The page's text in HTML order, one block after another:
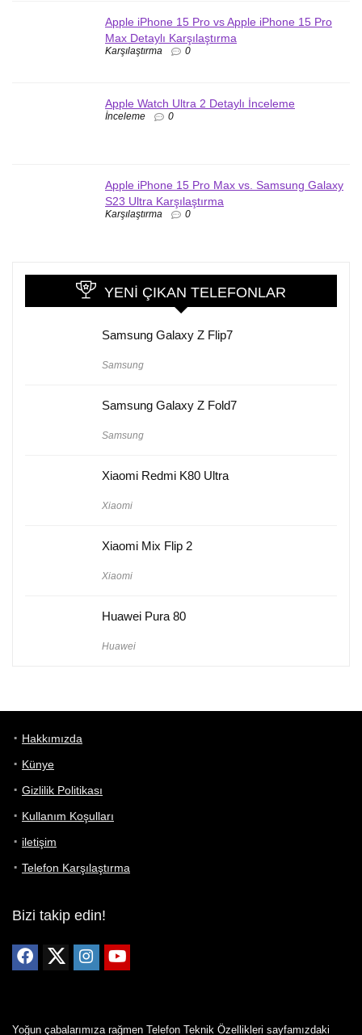
Apple iPhone 15 Pro vs Apple iPhone 15 Pro
Max Detaylı Karşılaştırma
Karşılaştırma 0
Apple Watch Ultra 2 Detaylı İnceleme
İnceleme 0
Apple iPhone 15 Pro Max vs. Samsung Galaxy
S23 Ultra Karşılaştırma
Karşılaştırma 0
YENI ÇIKAN TELEFONLAR
Samsung Galaxy Z Flip7
Samsung
Samsung Galaxy Z Fold7
Samsung
Xiaomi Redmi K80 Ultra
Xiaomi
Xiaomi Mix Flip 2
Xiaomi
Huawei Pura 80
Huawei
Hakkımızda
Künye
Gizlilik Politikası
Kullanım Koşulları
iletişim
Telefon Karşılaştırma
Bizi takip edin!
Yoğun çabalarımıza rağmen Telefon Teknik Özellikleri sayfamızdaki